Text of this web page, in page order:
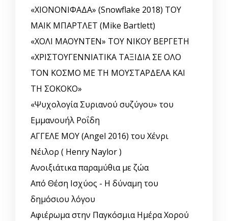
«ΧΙΟΝΟΝΙΦΑΔΑ» (Snowflake 2018) ΤΟΥ
ΜΑΙΚ ΜΠΑΡΤΛΕΤ (Mike Bartlett)
«ΧΟΛΙ ΜΑΟΥΝΤΕΝ» ΤΟΥ ΝΙΚΟΥ ΒΕΡΓΕΤΗ
«ΧΡΙΣΤΟΥΓΕΝΝΙΑΤΙΚΑ ΤΑΞΙΔΙΑ ΣΕ ΟΛΟ
ΤΟΝ ΚΟΣΜΟ ΜΕ ΤΗ ΜΟΥΣΤΑΡΔΕΛΑ ΚΑΙ
ΤΗ ΣΟΚΟΚΟ»
«Ψυχολογία Συριανού συζύγου» του
Εμμανουήλ Ροΐδη
ΑΓΓΕΛΕ ΜΟΥ (Angel 2016) του Χένρι
Νέιλορ ( Henry Naylor )
Ανοιξιάτικα παραμύθια με ζώα
Από Θέση Ισχύος - Η δύναμη του
δημόσιου λόγου
Αφιέρωμα στην Παγκόσμια Ημέρα Χορού